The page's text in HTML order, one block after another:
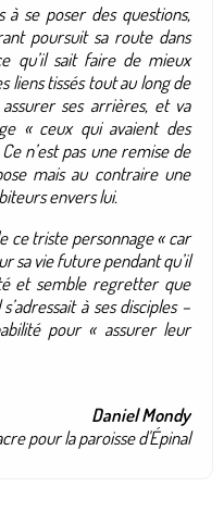
se poser des questions,
poursuit sa route dans
qu’il sait faire de mieux
liens tissés tout au long de
ses arrières, et va
« ceux qui avaient des
n’est pas une remise de
mais au contraire une
envers lui.
ce triste personnage « car
sa vie future pendant qu’il
et semble regretter que
à ses disciples –
pour « assurer leur
Daniel Mondy
pour la paroisse d'Épinal